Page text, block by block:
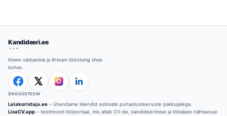
Kandideeri.ee
```
Kiirem värbamine ja lihtsam tööotsing ühes
kohas.
ÖKOSÜSTEEM
Leiakoristaja.ee – ühendame kliendid sobivate puhastusteenuste pakkujatega.
LisaCV.app – teistmoodi tööportaal, mis aitab CV-de, kandideerimise ja tööalase nähtavuse